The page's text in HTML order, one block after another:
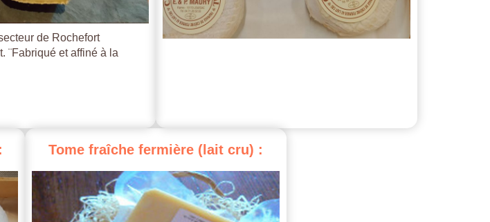
de Rochefort
¨Fabriqué et affiné à la
: Tome fraîche fermière (lait cru) :